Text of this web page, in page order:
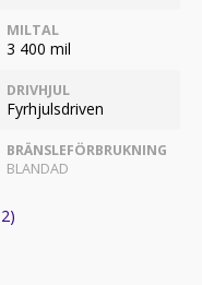
MILTAL
3 400 mil
DRIVHJUL
Fyrhjulsdriven
BRÄNSLEFÖRBRUKNING
BLANDAD